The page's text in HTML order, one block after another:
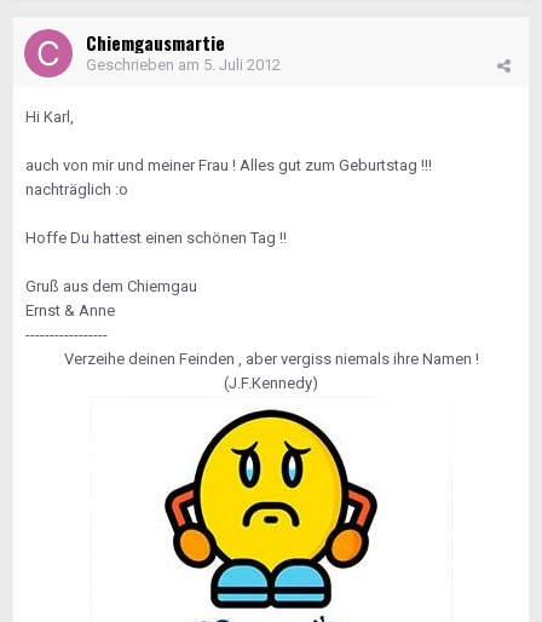
Chiemgausmartie
Geschrieben am 5. Juli 2012
Hi Karl,
auch von mir und meiner Frau ! Alles gut zum Geburtstag !!!
nachträglich :o
Hoffe Du hattest einen schönen Tag !!
Gruß aus dem Chiemgau
Ernst & Anne
-----------------
Verzeihe deinen Feinden , aber vergiss niemals ihre Namen !
(J.F.Kennedy)